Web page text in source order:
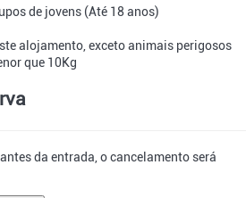
de jovens (Até 18 anos)
alojamento, exceto animais perigosos
que 10Kg
da entrada, o cancelamento será